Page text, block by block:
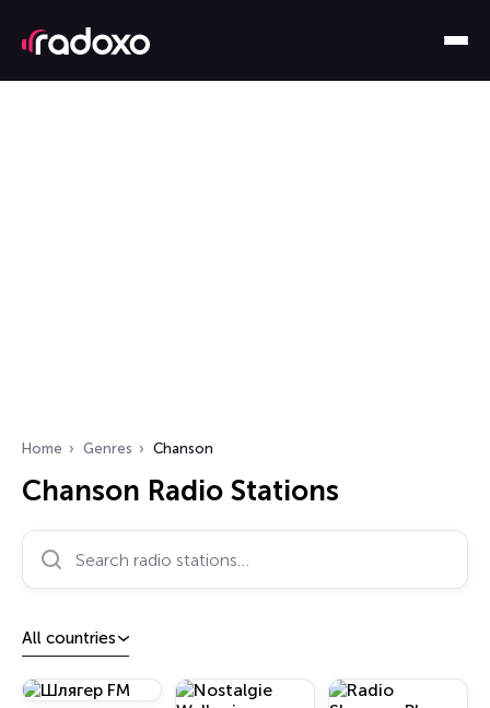
Home Genres Chanson
Chanson Radio Stations
Search radio stations…
All countries